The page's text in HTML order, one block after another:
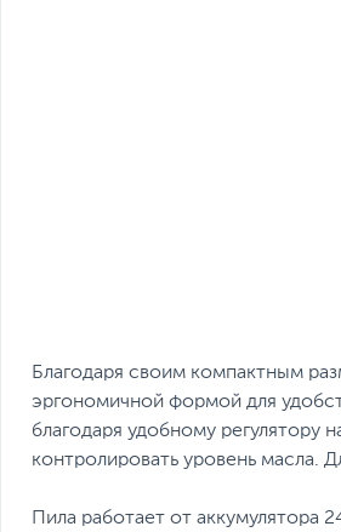
Благодаря своим компактным
эргономичной формой для
благодаря удобному
контролировать уровень масла.
Пила работает от аккумулятора